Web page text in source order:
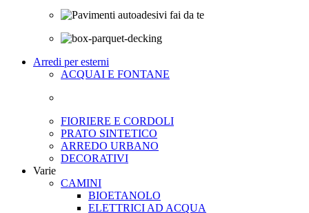
Arredi per esterni
ACQUAI E FONTANE
FIORIERE E CORDOLI
PRATO SINTETICO
ARREDO URBANO
DECORATIVI
Varie
CAMINI
BIOETANOLO
ELETTRICI AD ACQUA